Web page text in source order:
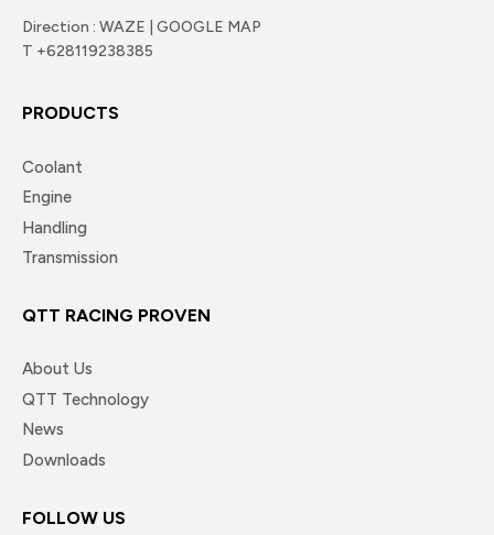
Direction : WAZE | GOOGLE MAP
T +628119238385
PRODUCTS
Coolant
Engine
Handling
Transmission
QTT RACING PROVEN
About Us
QTT Technology
News
Downloads
FOLLOW US